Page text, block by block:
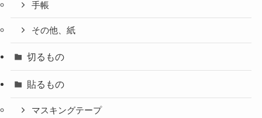
手帳
その他、紙
切るもの
貼るもの
マスキングテープ